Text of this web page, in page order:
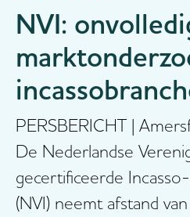
NVI:
PERSBERICHT |
De Nederlandse
gecertificeerde
(NVI) neemt afstand